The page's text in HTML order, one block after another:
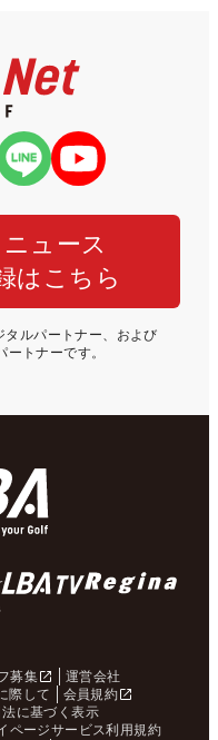
ュース
はこちら
ルパートナー、および
ートナーです。
募集
運営会社
際して
会員規約
に基づく表示
ページサービス利用規約